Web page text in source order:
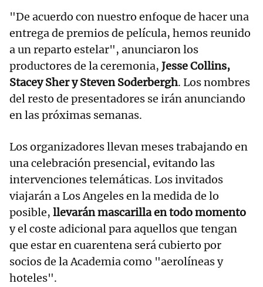
"De acuerdo con nuestro enfoque de hacer una
entrega de premios de película, hemos reunido
a un reparto estelar", anunciaron los
productores de la ceremonia, Jesse Collins,
Stacey Sher y Steven Soderbergh. Los nombres
del resto de presentadores se irán anunciando
en las próximas semanas.
Los organizadores llevan meses trabajando en
una celebración presencial, evitando las
intervenciones telemáticas. Los invitados
viajarán a Los Angeles en la medida de lo
posible, llevarán mascarilla en todo momento
y el coste adicional para aquellos que tengan
que estar en cuarentena será cubierto por
socios de la Academia como "aerolíneas y
hoteles".